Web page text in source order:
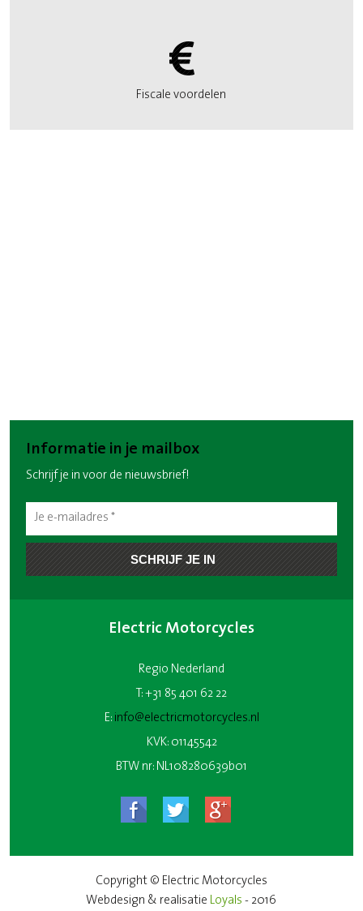
Fiscale voordelen
Informatie in je mailbox
Schrijf je in voor de nieuwsbrief!
Electric Motorcycles
Regio Nederland
T: +31 85 401 62 22
E: info@electricmotorcycles.nl
KVK: 01145542
BTW nr: NL108280639b01
Copyright © Electric Motorcycles
Webdesign & realisatie Loyals - 2016